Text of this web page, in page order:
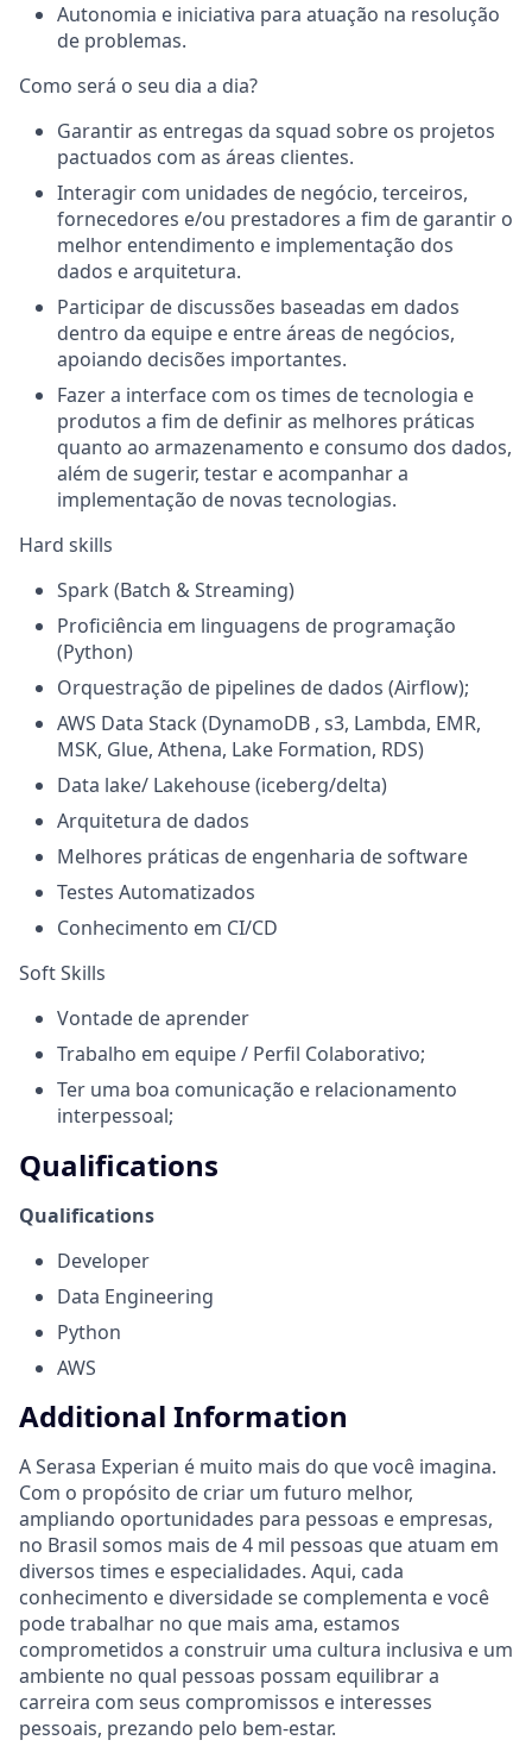
Autonomia e iniciativa para atuação na resolução
de problemas.
Como será o seu dia a dia?
Garantir as entregas da squad sobre os projetos
pactuados com as áreas clientes.
Interagir com unidades de negócio, terceiros,
fornecedores e/ou prestadores a fim de garantir o
melhor entendimento e implementação dos
dados e arquitetura.
Participar de discussões baseadas em dados
dentro da equipe e entre áreas de negócios,
apoiando decisões importantes.
Fazer a interface com os times de tecnologia e
produtos a fim de definir as melhores práticas
quanto ao armazenamento e consumo dos dados,
além de sugerir, testar e acompanhar a
implementação de novas tecnologias.
Hard skills
Spark (Batch & Streaming)
Proficiência em linguagens de programação
(Python)
Orquestração de pipelines de dados (Airflow);
AWS Data Stack (DynamoDB , s3, Lambda, EMR,
MSK, Glue, Athena, Lake Formation, RDS)
Data lake/ Lakehouse (iceberg/delta)
Arquitetura de dados
Melhores práticas de engenharia de software
Testes Automatizados
Conhecimento em CI/CD
Soft Skills
Vontade de aprender
Trabalho em equipe / Perfil Colaborativo;
Ter uma boa comunicação e relacionamento
interpessoal;
Qualifications
Qualifications
Developer
Data Engineering
Python
AWS
Additional Information
A Serasa Experian é muito mais do que você imagina.
Com o propósito de criar um futuro melhor,
ampliando oportunidades para pessoas e empresas,
no Brasil somos mais de 4 mil pessoas que atuam em
diversos times e especialidades. Aqui, cada
conhecimento e diversidade se complementa e você
pode trabalhar no que mais ama, estamos
comprometidos a construir uma cultura inclusiva e um
ambiente no qual pessoas possam equilibrar a
carreira com seus compromissos e interesses
pessoais, prezando pelo bem-estar.